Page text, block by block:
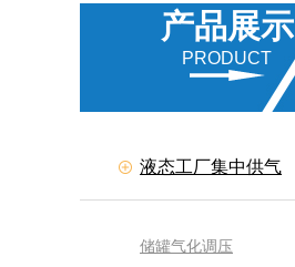
产品展示
PRODUCT
液态工厂集中供气
储罐气化调压